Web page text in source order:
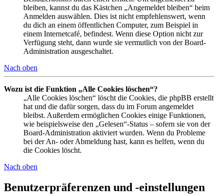
bleiben, kannst du das Kästchen „Angemeldet bleiben“ beim
Anmelden auswählen. Dies ist nicht empfehlenswert, wenn
du dich an einem öffentlichen Computer, zum Beispiel in
einem Internetcafé, befindest. Wenn diese Option nicht zur
Verfügung steht, dann wurde sie vermutlich von der Board-
Administration ausgeschaltet.
Nach oben
Wozu ist die Funktion „Alle Cookies löschen“?
„Alle Cookies löschen“ löscht die Cookies, die phpBB erstellt
hat und die dafür sorgen, dass du im Forum angemeldet
bleibst. Außerdem ermöglichen Cookies einige Funktionen,
wie beispielsweise den „Gelesen“-Status – sofern sie von der
Board-Administration aktiviert wurden. Wenn du Probleme
bei der An- oder Abmeldung hast, kann es helfen, wenn du
die Cookies löscht.
Nach oben
Benutzerpräferenzen und -einstellungen